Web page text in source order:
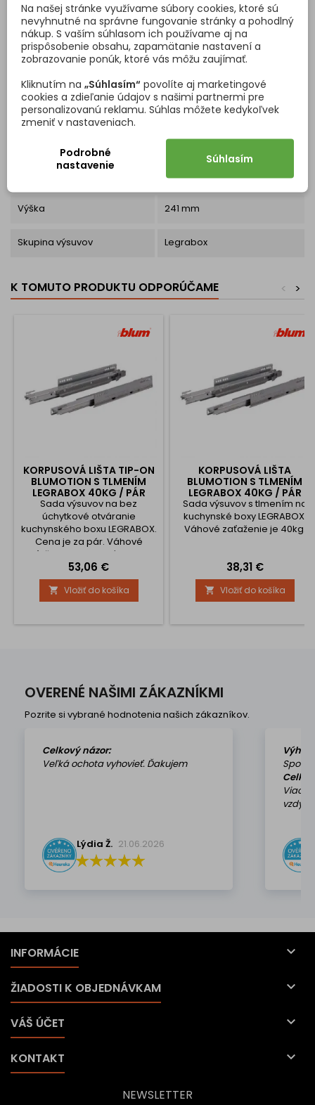
Kód432036
Vlastnosti produktu
Materiál Oceľ
Biela
Pár - ľavá + pravá lišta
Výška 241 mm
Skupina výsuvov Legrabox
K TOMUTO PRODUKTU ODPORÚČAME >
<
KORPUSOVÁ LIŠTA TIP-ON
BLUMOTION S TLMENÍM
LEGRABOX 40KG / PÁR
Sada výsuvov na bez
úchytkové otváranie
kuchynského boxu LEGRABOX.
Cena je za pár. Váhové
zaťaženie 40kg. K výrobku je
nutné dokúpiť sadu
unášačov.
Cena
53,06 €
 Vložiť do košíka
KORPUSOVÁ LIŠTA
BLUMOTION S TLMENÍM
LEGRABOX 40KG / PÁR
Sada výsuvov s tlmením na
kuchynské boxy LEGRABOX.
Váhové zaťaženie je 40kg.
Cena
38,31 €
 Vložiť do košíka
OVERENÉ NAŠIMI ZÁKAZNÍKMI
Pozrite si vybrané hodnotenia našich zákazníkov.
Celkový názor:
Veľká ochota vyhovieť. Ďakujem
Lýdia Ž. 21.06.2026
vzdy k
INFORMÁCIE 
ŽIADOSTI K OBJEDNÁVKAM 
VÁŠ ÚČET 
KONTAKT 
NEWSLETTER
Na našej stránke využívame súbory cookies, ktoré sú
nevyhnutné na správne fungovanie stránky a pohodlný
nákup. S vaším súhlasom ich používame aj na
prispôsobenie obsahu, zapamätanie nastavení a
zobrazovanie ponúk, ktoré vás môžu zaujímať.
Kliknutím na „Súhlasím“ povolíte aj marketingové
cookies a zdieľanie údajov s našimi partnermi pre
personalizovanú reklamu. Súhlas môžete kedykoľvek
zmeniť v nastaveniach.
Podrobné
nastavenie
Súhlasím